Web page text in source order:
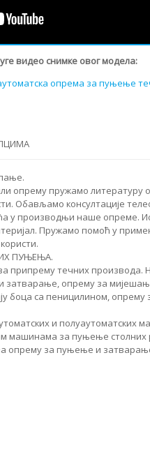
видео снимке овог модела:
опрема за пуњење
опрему пружамо литературу
Обављамо консултације
у производњи наше опреме.
Пружамо помоћ у
ПУЊЕЊА.
припрему течних производа.
опрему за
боца са пеницилином, опрему
и полуаутоматских
машинама за пуњење столних
опрему за пуњење и